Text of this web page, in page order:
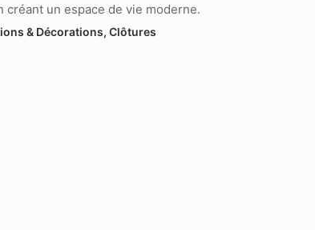
un espace de vie moderne.
& Décorations, Clôtures